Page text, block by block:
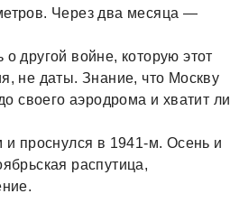
Через два месяца —
другой войне, которую этот
не даты. Знание, что Москву
своего аэродрома и хватит ли
и проснулся в 1941-м. Осень и
распутица,